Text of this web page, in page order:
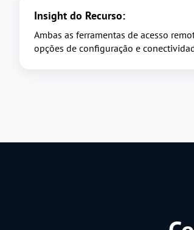
Insight do Recurso:
Ambas as ferramentas de acesso
opções de configuração e